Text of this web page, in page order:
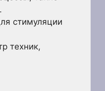
стимуляции
техник,